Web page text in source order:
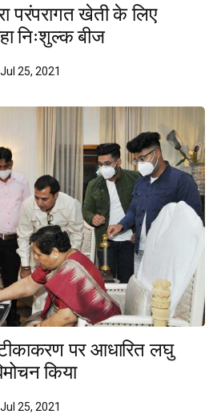
परंपरागत खेती के लिए
निःशुल्क बीज
Jul 25, 2021
टीकाकरण पर आधारित लघु
किया
Jul 25, 2021